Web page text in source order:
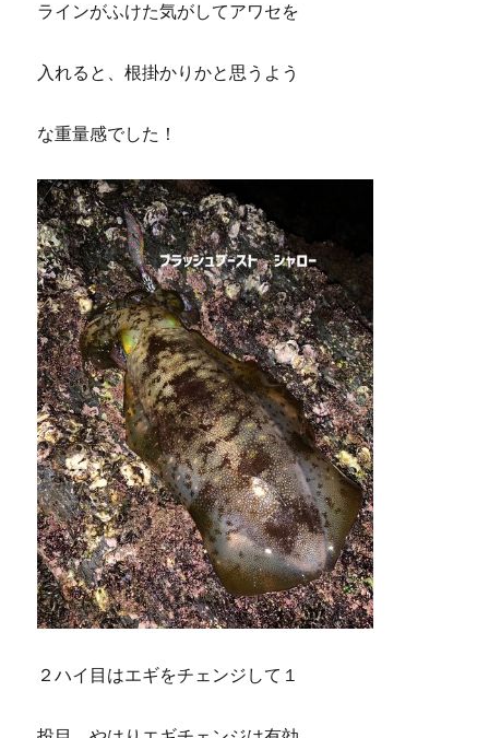
ラインがふけた気がしてアワセを
入れると、根掛かりかと思うよう
な重量感でした！
２ハイ目はエギをチェンジして１